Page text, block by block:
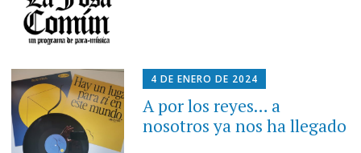
4 DE ENERO DE 2024
A por los reyes… a
nosotros ya nos ha llegado